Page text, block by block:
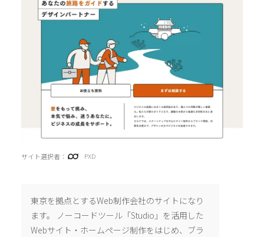
サイト選択者： PXD
東京を拠点とするWeb制作会社のサイトになり
ます。 ノーコードツール「Studio」を活用した
Webサイト・ホームページ制作をはじめ、ブラ